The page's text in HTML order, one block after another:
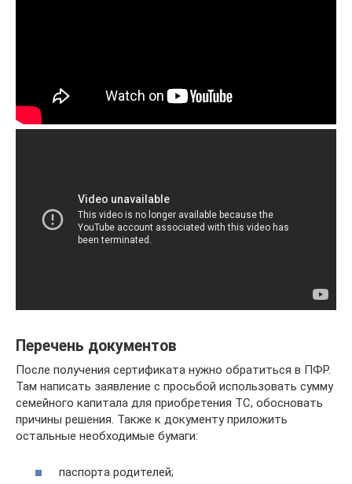
Перечень документов
После получения сертификата нужно обратиться в ПФР.
Там написать заявление с просьбой использовать сумму
семейного капитала для приобретения ТС, обосновать
причины решения. Также к документу приложить
остальные необходимые бумаги:
паспорта родителей;